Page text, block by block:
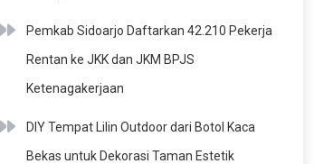
Pemkab Sidoarjo Daftarkan 42.210 Pekerja
Rentan ke JKK dan JKM BPJS
Ketenagakerjaan
DIY Tempat Lilin Outdoor dari Botol Kaca
Bekas untuk Dekorasi Taman Estetik